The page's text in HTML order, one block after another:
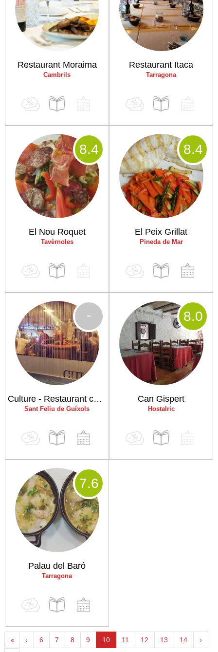
Restaurant Moraima
Cambrils
Restaurant Itaca
Tarragona
El Nou Roquet
Tavèrnoles
8.4
El Peix Grillat
Pineda de Mar
8.4
Culture - Restaurant cocktail bar
Sant Feliu de Guíxols
-
Can Gispert
Hostalric
8.0
Palau del Baró
Tarragona
7.6
« ‹ 6 7 8 9 10 11 12 13 14 ›